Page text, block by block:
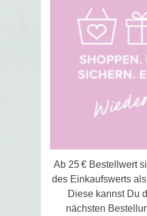
Ab 25 € Bestellwert
des Einkaufswerts
Diese kannst Du
nächsten